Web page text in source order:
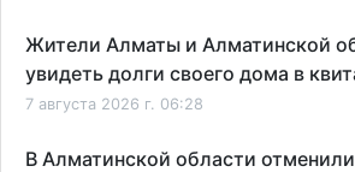
Жители Алматы и Алматинской
увидеть долги своего дома в
7 августа 2026 г. 06:28
В Алматинской области